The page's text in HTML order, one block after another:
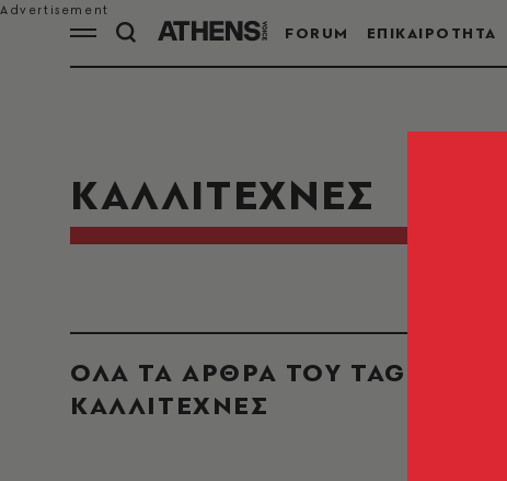
FORUM ΕΠΙΚΑΙΡΟΤΗΤΑ
ΚΑΛΛΙΤΕΧΝΕΣ
ΟΛΑ ΤΑ ΑΡΘΡΑ ΤΟΥ TAG
ΚΑΛΛΙΤΕΧΝΕΣ